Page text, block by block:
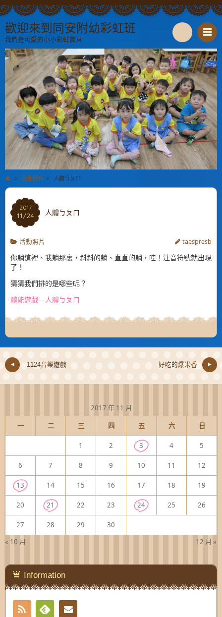
歡迎來到同安附幼彩虹班
我們是可愛的小小彩虹寶貝
S
e
a
r
c
h
> 活動照片 > 人體ㄅㄆㄇ
2017
11/24 人體ㄅㄆㄇ
活動照片 taespresb
你躺這裡、我躺那裏，斜斜的躺、直直的躺，哇！注音符號就出現
了！
猜猜我們排的是哪些呢？
體能遊戲－人體ㄅㄆㄇ
1124音樂遊戲 好吃的爆米香
2017 年 11 月
一
二 三 四 五 六 日
« 10 月 12 月 »
1 2 3 4 5
6 7 8 9 10 11 12
13 14 15 16 17 18 19
20 21 22 23 24 25 26
27 28 29 30
Information
RSS